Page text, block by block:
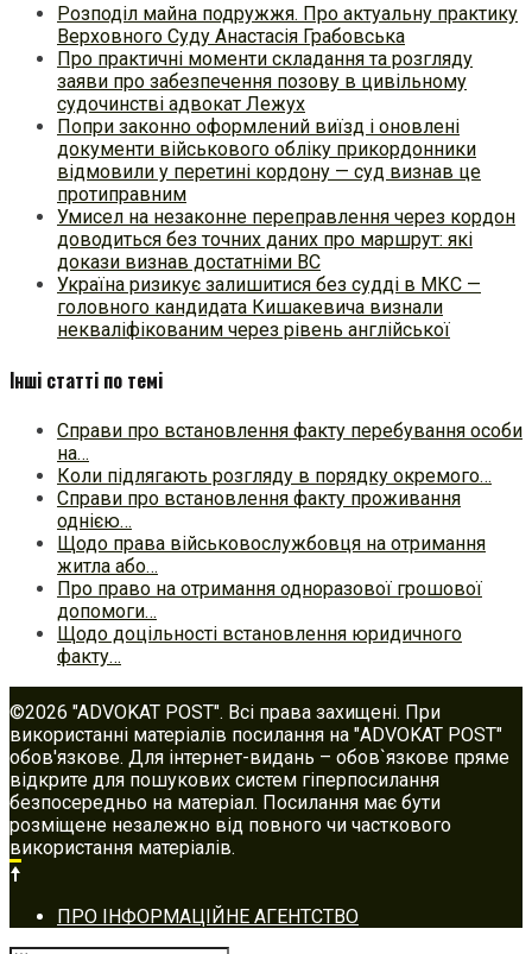
Розподіл майна подружжя. Про актуальну практику
Верховного Суду Анастасія Грабовська
Про практичні моменти складання та розгляду
заяви про забезпечення позову в цивільному
судочинстві адвокат Лежух
Попри законно оформлений виїзд і оновлені
документи військового обліку прикордонники
відмовили у перетині кордону — суд визнав це
протиправним
Умисел на незаконне переправлення через кордон
доводиться без точних даних про маршрут: які
докази визнав достатніми ВС
Україна ризикує залишитися без судді в МКС —
головного кандидата Кишакевича визнали
некваліфікованим через рівень англійської
Інші статті по темі
Справи про встановлення факту перебування особи
на…
Коли підлягають розгляду в порядку окремого…
Справи про встановлення факту проживання
однією…
Щодо права військовослужбовця на отримання
житла або…
Про право на отримання одноразової грошової
допомоги…
Щодо доцільності встановлення юридичного
факту…
©2026 "ADVOKAT POST". Всі права захищені. При
використанні матеріалів посилання на "ADVOKAT POST"
обов'язкове. Для інтернет-видань – обов`язкове пряме
відкрите для пошукових систем гіперпосилання
безпосередньо на матеріал. Посилання має бути
розміщене незалежно від повного чи часткового
використання матеріалів.
Footer
navigation
ПРО ІНФОРМАЦІЙНЕ АГЕНТСТВО